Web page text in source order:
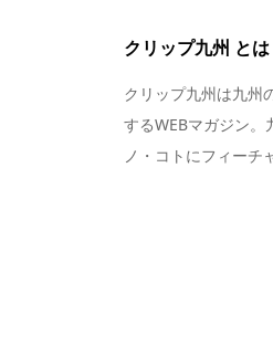
クリップ九州 とは
クリップ九州は九州
するWEBマガジン。
ノ・コトにフィーチ